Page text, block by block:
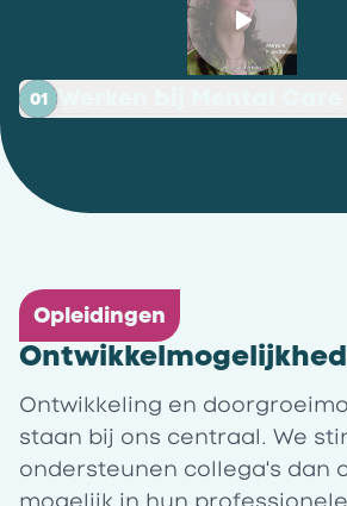
01
Opleidingen
Ontwikkeling en
staan bij ons centraal. We
ondersteunen collega's dan